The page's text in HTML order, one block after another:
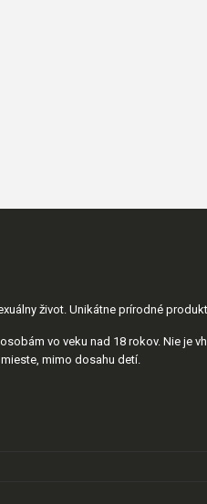
život. Unikátne prírodné
vo veku nad 18 rokov. Nie je
mimo dosahu detí.